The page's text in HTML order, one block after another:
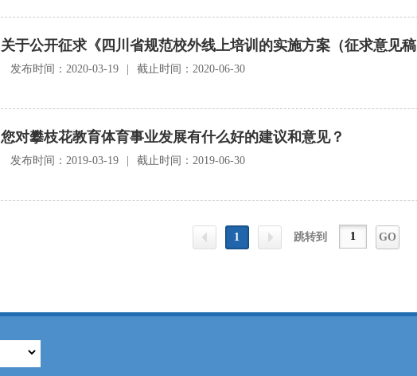
关于公开征求《四川省规范校外线上培训的实施方案（征求意见
发布时间：2020-03-19 截止时间：2020-06-30
您对攀枝花教育体育事业发展有什么好的建议和意见？
发布时间：2019-03-19 截止时间：2019-06-30
1 跳转到 GO